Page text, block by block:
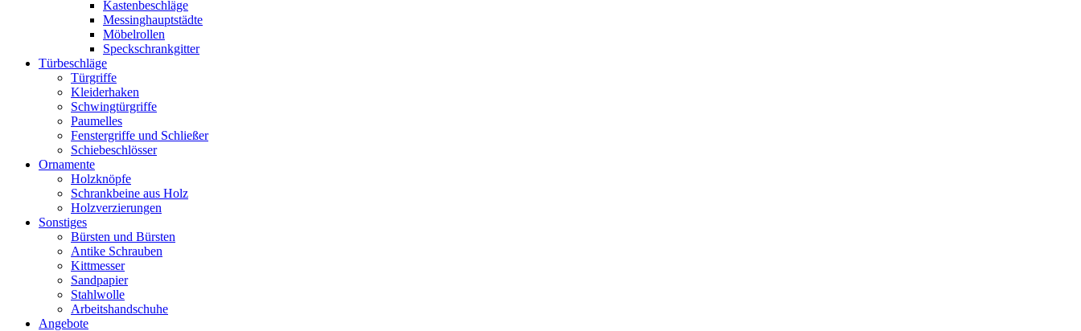
Kastenbeschläge
Messinghauptstädte
Möbelrollen
Speckschrankgitter
Türbeschläge
Türgriffe
Kleiderhaken
Schwingtürgriffe
Paumelles
Fenstergriffe und Schließer
Schiebeschlösser
Ornamente
Holzknöpfe
Schrankbeine aus Holz
Holzverzierungen
Sonstiges
Bürsten und Bürsten
Antike Schrauben
Kittmesser
Sandpapier
Stahlwolle
Arbeitshandschuhe
Angebote